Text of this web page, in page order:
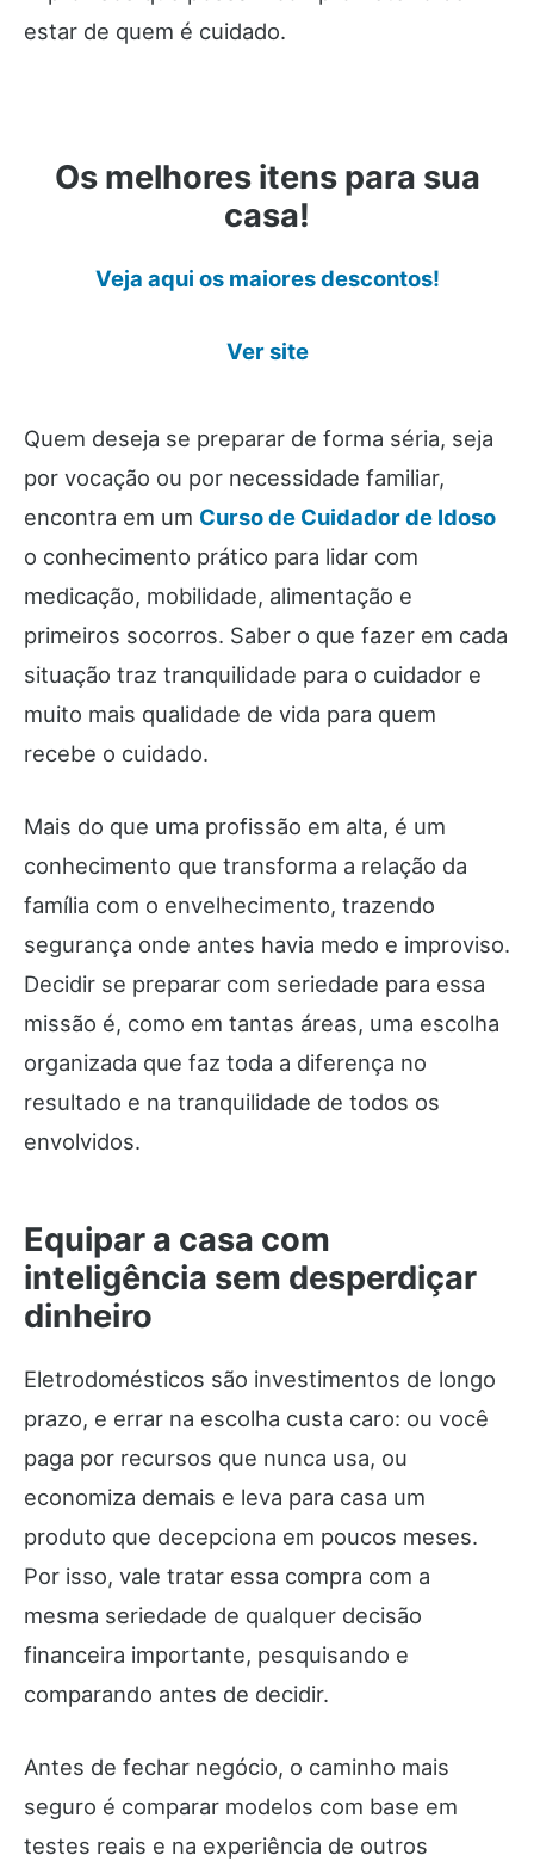
estar de quem é cuidado.
Os melhores itens para sua
casa!
Veja aqui os maiores descontos!
Ver site
Quem deseja se preparar de forma séria, seja
por vocação ou por necessidade familiar,
encontra em um Curso de Cuidador de Idoso
o conhecimento prático para lidar com
medicação, mobilidade, alimentação e
primeiros socorros. Saber o que fazer em cada
situação traz tranquilidade para o cuidador e
muito mais qualidade de vida para quem
recebe o cuidado.
Mais do que uma profissão em alta, é um
conhecimento que transforma a relação da
família com o envelhecimento, trazendo
segurança onde antes havia medo e improviso.
Decidir se preparar com seriedade para essa
missão é, como em tantas áreas, uma escolha
organizada que faz toda a diferença no
resultado e na tranquilidade de todos os
envolvidos.
Equipar a casa com
inteligência sem desperdiçar
dinheiro
Eletrodomésticos são investimentos de longo
prazo, e errar na escolha custa caro: ou você
paga por recursos que nunca usa, ou
economiza demais e leva para casa um
produto que decepciona em poucos meses.
Por isso, vale tratar essa compra com a
mesma seriedade de qualquer decisão
financeira importante, pesquisando e
comparando antes de decidir.
Antes de fechar negócio, o caminho mais
seguro é comparar modelos com base em
testes reais e na experiência de outros